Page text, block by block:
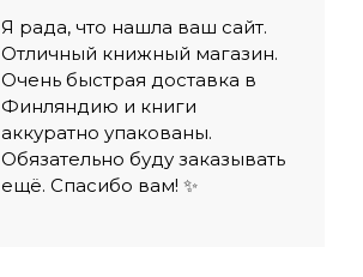
Я рада, что нашла ваш сайт.
Отличный книжный магазин.
Очень быстрая доставка в
Финляндию и книги
аккуратно упакованы.
Обязательно буду заказывать
ещё. Спасибо вам! ✨